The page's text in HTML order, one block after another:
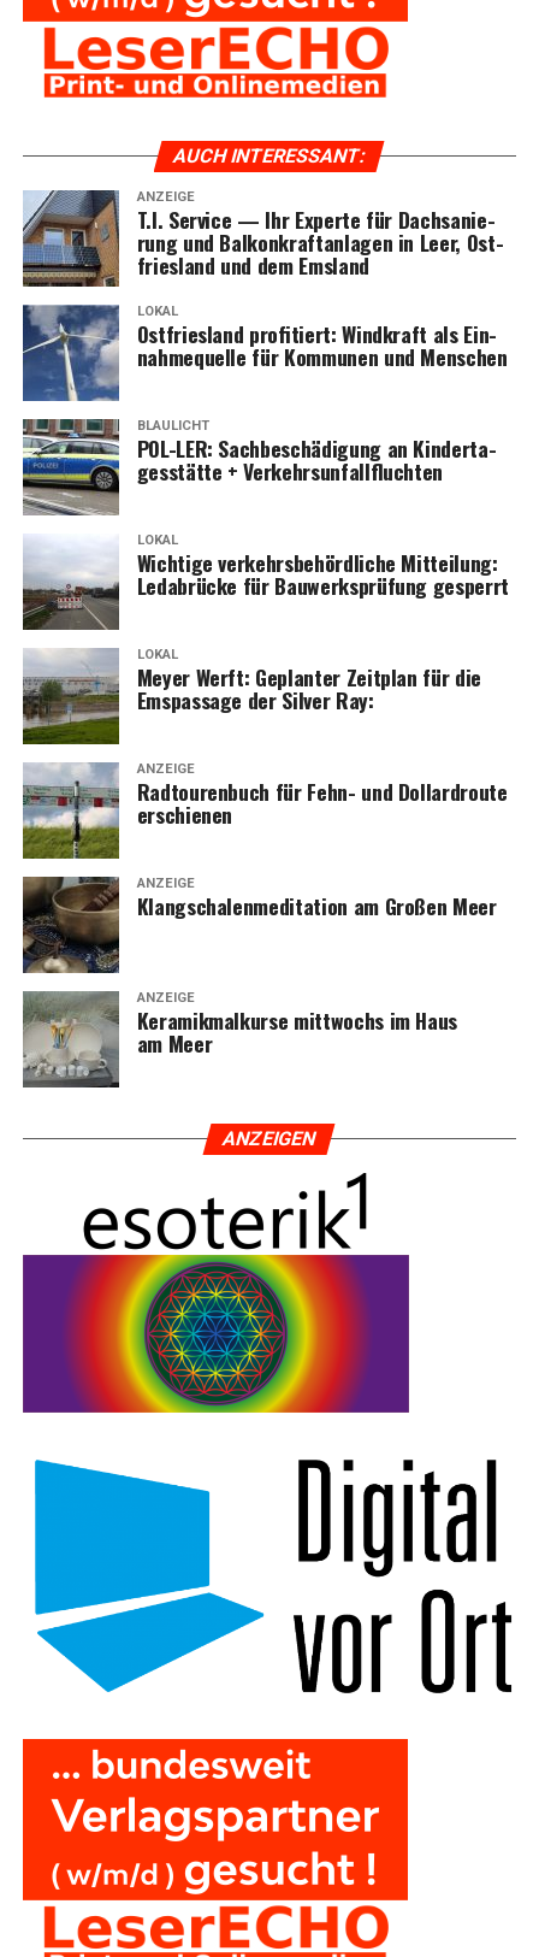
AUCH INTER­ES­SANT:
ANZEIGE
T.I. Ser­vice — Ihr Exper­te für Dach­sa­nie­
rung und Bal­kon­kraft­an­la­gen in Leer, Ost­
fries­land und dem Emsland
LOKAL
Ost­fries­land pro­fi­tiert: Wind­kraft als Ein­
nah­me­quel­le für Kom­mu­nen und Menschen
BLAULICHT
POL-LER: Sach­be­schä­di­gung an Kin­der­ta­
ges­stät­te + Verkehrsunfallfluchten
LOKAL
Wich­ti­ge ver­kehrs­be­hörd­li­che Mit­tei­lung:
Leda­brü­cke für Bau­werks­prü­fung gesperrt
LOKAL
Mey­er Werft: Geplan­ter Zeit­plan für die
Ems­pas­sa­ge der Sil­ver Ray:
ANZEIGE
Rad­tou­ren­buch für Fehn- und Dol­lard­rou­te
erschienen
ANZEIGE
Klang­scha­len­me­di­ta­ti­on am Gro­ßen Meer
ANZEIGE
Kera­mik­mal­kur­se mitt­wochs im Haus
am Meer
ANZEI­GEN